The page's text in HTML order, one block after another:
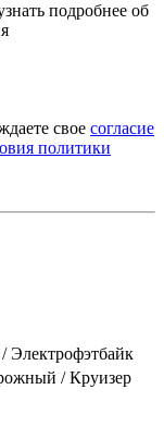
подробнее об
свое согласие
политики
Электрофэтбайк
/ Круизер